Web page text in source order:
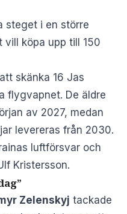
steget i en större
vill köpa upp till 150
skänka 16 Jas
flygvapnet. De äldre
av 2027, medan
levereras från 2030.
luftförsvar och
Kristersson.
Zelenskyj tackade